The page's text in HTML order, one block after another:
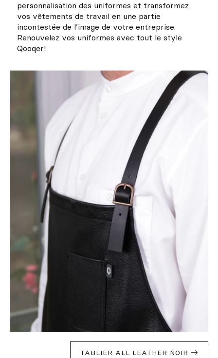
personnalisation des uniformes et transformez
vos vêtements de travail en une partie
incontestée de l’image de votre entreprise.
Renouvelez vos uniformes avec tout le style
Qooqer!
TABLIER ALL LEATHER NOIR